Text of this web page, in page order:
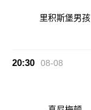
里积斯堡男孩
20:30 08-08